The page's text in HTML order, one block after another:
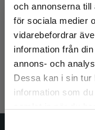
och annonserna till
för sociala medier
vidarebefordrar
information från
annons- och
Dessa kan i sin tur
information som
Det verkar
Vi erbjuder
Metod
351 kr
Exkl.